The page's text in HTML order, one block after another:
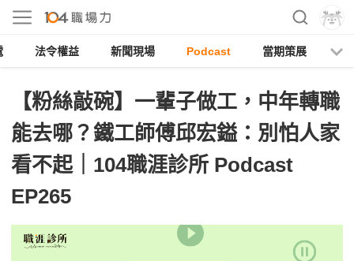
法令權益 新聞現場 Podcast 當期策展
【粉絲敲碗】一輩子做工，中年轉職
能去哪？鐵工師傅邱宏鎰：別怕人家
看不起｜104職涯診所 Podcast
EP265